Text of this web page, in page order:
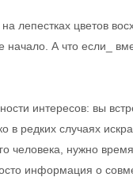
лепестках цветов
А что если_
интересов: вы
в редких случаях
человека, нужно
информация о